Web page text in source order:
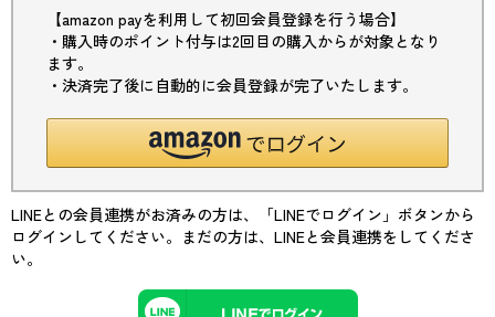
【amazon payを利用して初回会員登録を行う場合】
・購入時のポイント付与は2回目の購入からが対象となり
ます。
・決済完了後に自動的に会員登録が完了いたします。
LINEとの会員連携がお済みの方は、「LINEでログイン」ボタンから
ログインしてください。まだの方は、 LINEと会員連携をしてくださ
い。